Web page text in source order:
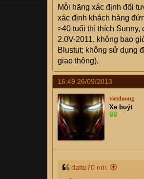
Mỗi hãng xác định đối
xác định khách hàng
>40 tuổi thì thích
2.0V-2011, không bao
Blustut; không sử dụng
giao thông).
16:49 26/09/2013
vietduong
Xe buýt
datto70 nói: